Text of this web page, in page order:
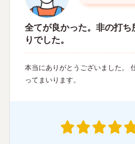
全てが良かった。非の打ち
りでした。
本当にありがとうございました。
ってまいります。